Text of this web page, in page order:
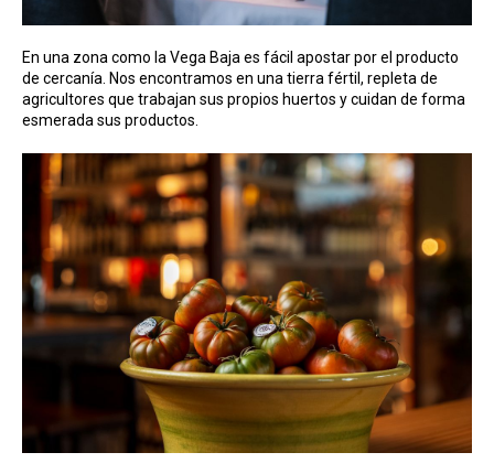
En una zona como la Vega Baja es fácil apostar por el producto
de cercanía. Nos encontramos en una tierra fértil, repleta de
agricultores que trabajan sus propios huertos y cuidan de forma
esmerada sus productos.